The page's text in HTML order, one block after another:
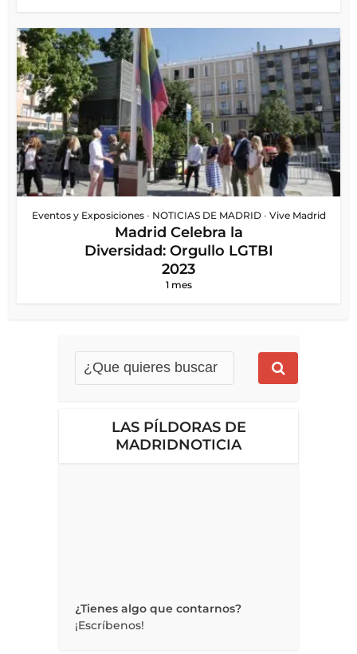
Eventos y Exposiciones • NOTICIAS DE MADRID • Vive Madrid
Madrid Celebra la
Diversidad: Orgullo LGTBI
2023
1 mes
LAS PÍLDORAS DE
MADRIDNOTICIA
¿Tienes algo que contarnos?
¡Escríbenos!